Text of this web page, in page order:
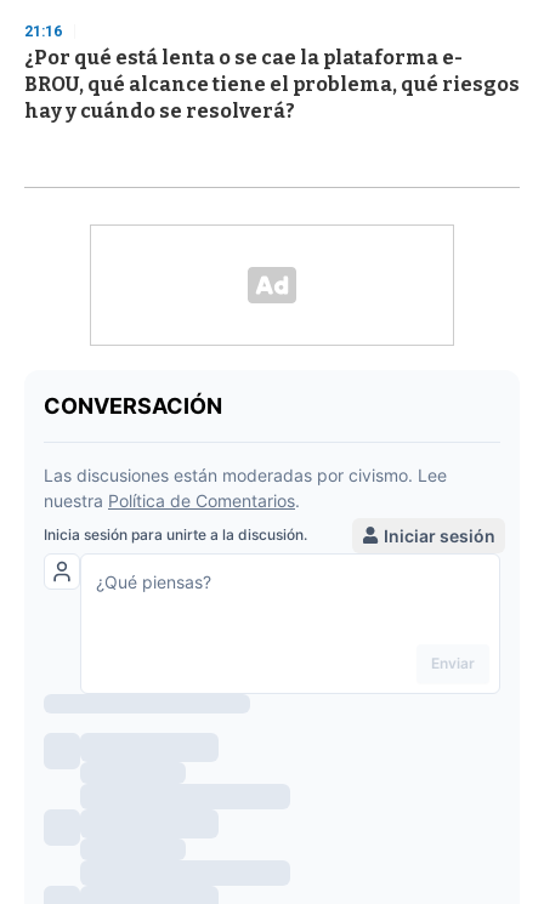
21:16
¿Por qué está lenta o se cae la plataforma e-
BROU, qué alcance tiene el problema, qué riesgos
hay y cuándo se resolverá?